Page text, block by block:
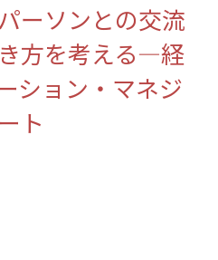
ーソンとの交流
方を考える―経
ション・マネジ
ト